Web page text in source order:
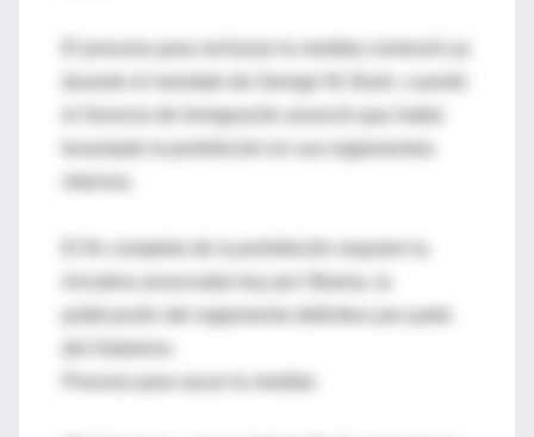
durante el mandato de George W. Bush, cuando
el Servicio de Inmigración anunció que había
levantado la prohibición en sus reglamentos
El fin completo de la prohibición requiere la
publicación del reglamento definitivo por parte